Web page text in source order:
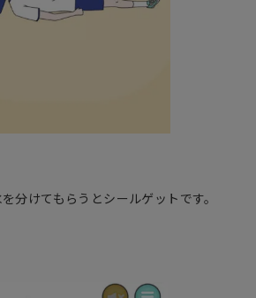
分けてもらうとシールゲットです。